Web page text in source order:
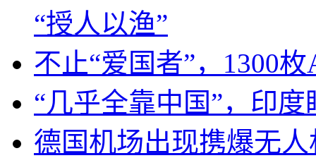
“授人以渔”
不止“爱国者”，1300
“几乎全靠中国”，印
德国机场出现携爆无